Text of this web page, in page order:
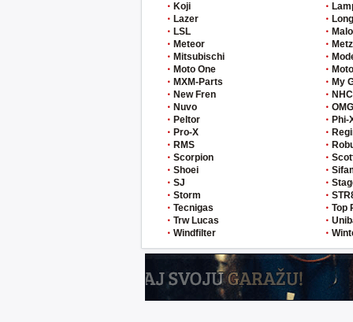
Koji
Lazer
LSL
Meteor
Mitsubischi
Moto One
MXM-Parts
New Fren
Nuvo
Peltor
Pro-X
RMS
Scorpion
Shoei
SJ
Storm
Tecnigas
Trw Lucas
Windfilter
My
NHC
OMG
Phi-
Top